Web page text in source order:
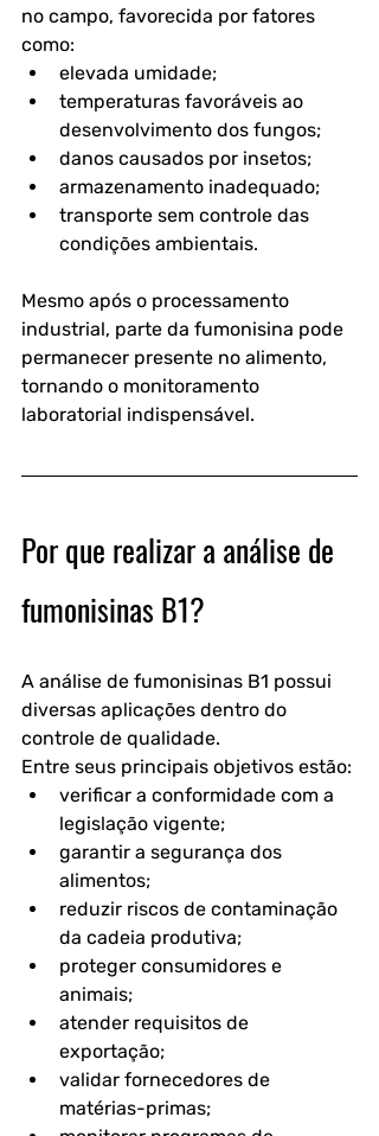
no campo, favorecida por fatores
como:
elevada umidade;
temperaturas favoráveis ao
desenvolvimento dos fungos;
danos causados por insetos;
armazenamento inadequado;
transporte sem controle das
condições ambientais.
Mesmo após o processamento
industrial, parte da fumonisina pode
permanecer presente no alimento,
tornando o monitoramento
laboratorial indispensável.
Por que realizar a análise de
fumonisinas B1?
A análise de fumonisinas B1 possui
diversas aplicações dentro do
controle de qualidade.
Entre seus principais objetivos estão:
verificar a conformidade com a
legislação vigente;
garantir a segurança dos
alimentos;
reduzir riscos de contaminação
da cadeia produtiva;
proteger consumidores e
animais;
atender requisitos de
exportação;
validar fornecedores de
matérias-primas;